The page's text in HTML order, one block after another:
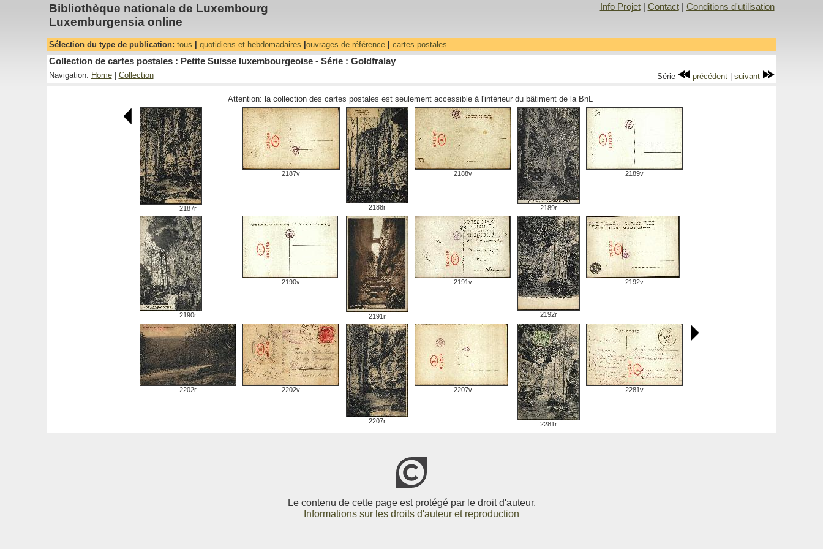
Bibliothèque nationale de Luxembourg
Luxemburgensia online
Info Projet| Contact| Conditions d'utilisation
Sélection du type de publication: tous quotidiens et hebdomadaires ouvrages de référence| cartes postales
Collection de cartes postales : Petite Suisse luxembourgeoise - Série : Goldfralay
Navigation: Home| Collection Série précédent| suivant
Attention: la collection des cartes postales est seulement accessible à l'intérieur du bâtiment de la BnL
2187r
2187v
2188r
2188v
2189r
2189v
2190r
2190v
2191r
2191v
2192r
2192v
2202r 2202v
2207r
2207v
2281r
2281v
Le contenu de cette page est protégé par le droit d'auteur.
Informations sur les droits d'auteur et reproduction